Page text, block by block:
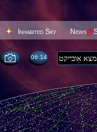
Inhabited Sky News@
06 14